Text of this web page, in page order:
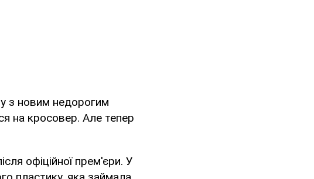
з новим недорогим
на кросовер. Але тепер
офіційної прем'єри. У